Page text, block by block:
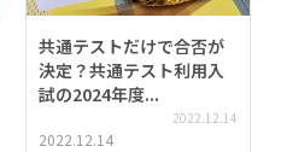
共通テストだけで合否が
決定？共通テスト利用入
試の2024年度...
2022.12.14
2022.12.14